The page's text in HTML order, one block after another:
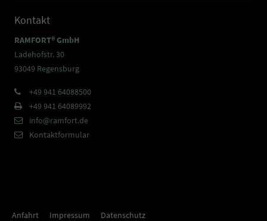
Kontakt
RAMFORT® GmbH
Ladehofstr. 30
93049 Regensburg
+49 941 64088500
+49 941 64089992
info@ramfort.de
Kontaktformular
Anfahrt Impressum Datenschutz